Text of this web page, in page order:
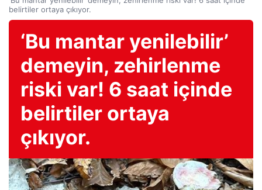
belirtiler ortaya çıkıyor.
‘Bu mantar yenilebilir’
demeyin, zehirlenme
riski var! 6 saat içinde
belirtiler ortaya
çıkıyor.